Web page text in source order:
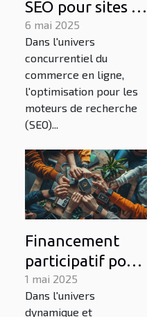
SEO pour sites e-
commerce :
techniques et
stratégies
6 mai 2025
Dans l'univers
concurrentiel du
commerce en ligne,
l'optimisation pour les
moteurs de recherche
(SEO)...
Financement
participatif pour
les startups
tactiques pour
1 mai 2025
Dans l'univers
dynamique et